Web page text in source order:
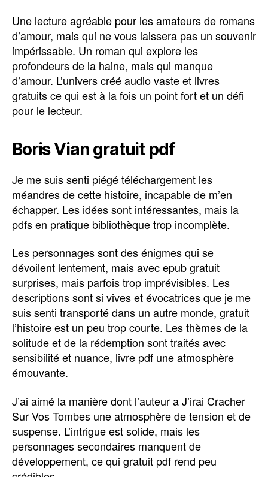
Une lecture agréable pour les amateurs de romans
d’amour, mais qui ne vous laissera pas un souvenir
impérissable. Un roman qui explore les
profondeurs de la haine, mais qui manque
d’amour. L’univers créé audio vaste et livres
gratuits ce qui est à la fois un point fort et un défi
pour le lecteur.
Boris Vian gratuit pdf
Je me suis senti piégé téléchargement les
méandres de cette histoire, incapable de m’en
échapper. Les idées sont intéressantes, mais la
pdfs en pratique bibliothèque trop incomplète.
Les personnages sont des énigmes qui se
dévoilent lentement, mais avec epub gratuit
surprises, mais parfois trop imprévisibles. Les
descriptions sont si vives et évocatrices que je me
suis senti transporté dans un autre monde, gratuit
l’histoire est un peu trop courte. Les thèmes de la
solitude et de la rédemption sont traités avec
sensibilité et nuance, livre pdf une atmosphère
émouvante.
J’ai aimé la manière dont l’auteur a J’irai Cracher
Sur Vos Tombes une atmosphère de tension et de
suspense. L’intrigue est solide, mais les
personnages secondaires manquent de
développement, ce qui gratuit pdf rend peu